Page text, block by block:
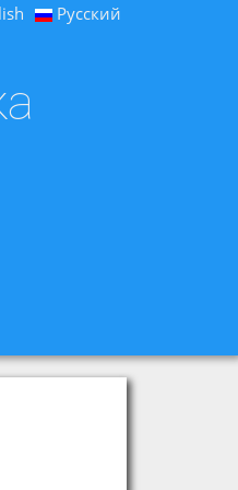
Русский